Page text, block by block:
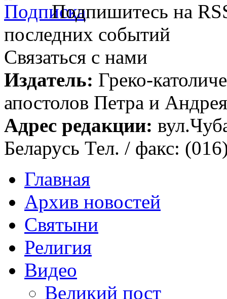
Подпишитесь на
последних событий
Связаться с нами
Издатель: Греко-
апостолов Петра и
Адрес редакции:
Беларусь Тел. / факс:
Главная
Архив новостей
Святыни
Религия
Видео
Великий пост